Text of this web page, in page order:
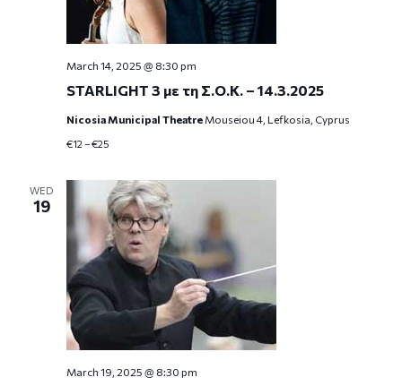
STARLIGHT 3 με τη Σ.Ο.Κ. – 14.3.2025
March 14, 2025 @ 8:30 pm
Nicosia Municipal Theatre Mouseiou 4, Lefkosia, Cyprus
€12 – €25
WED
19
March 19, 2025 @ 8:30 pm